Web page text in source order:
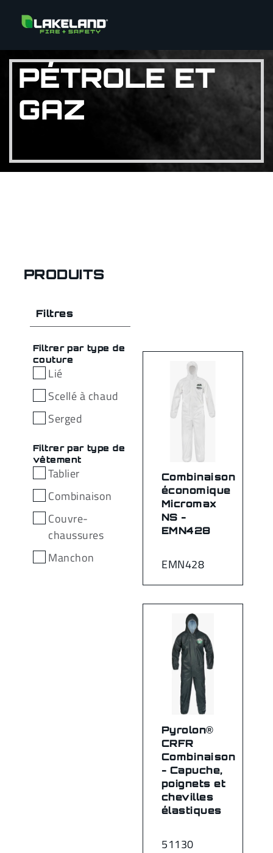
PÉTROLE ET
GAZ
PRODUITS
Filtres
Filtrer par type de
couture
Lié
Scellé à chaud
Serged
Filtrer par type de
vêtement
Tablier
Combinaison
Couvre-
chaussures
Manchon
EMN428
Combinaison
économique
Micromax
NS -
EMN428
51130
Pyrolon®
CRFR
Combinaison
- Capuche,
poignets et
chevilles
élastiques